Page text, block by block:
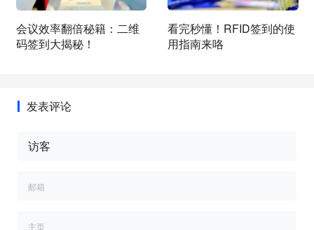
会议效率翻倍秘籍：二维
码签到大揭秘！
看完秒懂！RFID签到的使
用指南来咯
发表评论